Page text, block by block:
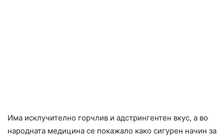
Има исклучително горчлив и адстрингентен вкус, а во
народната медицина се покажало како сигурен начин за